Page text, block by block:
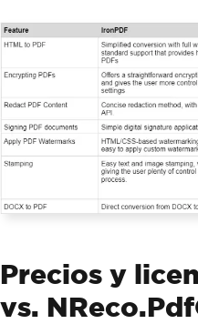
Precios y
vs.